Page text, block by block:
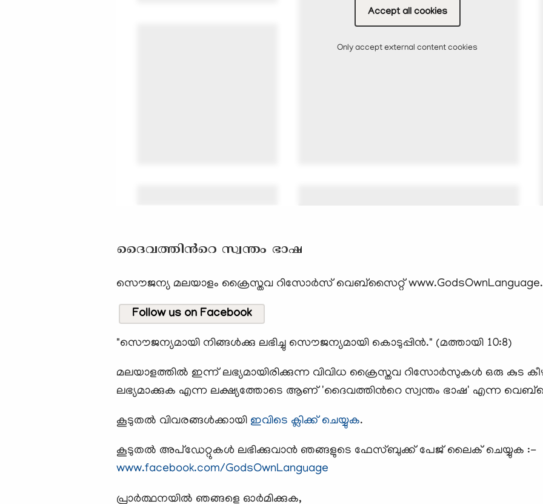
Accept all cookies
Only accept external content cookies
ദൈവത്തിന്‍റെ സ്വന്തം ഭാഷ
സൌജന്യ മലയാളം ക്രൈസ്തവ റിസോര്‍സ് വെബ്‌സൈറ്റ്
Follow us on Facebook
"സൌജന്യമായി നിങ്ങൾക്കു ലഭിച്ചു സൌജന്യമായി കൊടുപ്പിൻ." (മത്തായി 10:8)
മലയാളത്തില്‍ ഇന്ന് ലഭ്യമായിരിക്കുന്ന വിവിധ ക്രൈസ്തവ റിസോര്‍സുകള്‍ ഒരു കുട
ലഭ്യമാക്കുക എന്ന ലക്ഷ്യത്തോടെ ആണ് 'ദൈവത്തിന്‍റെ സ്വന്തം ഭാഷ' എന്ന
കൂടുതല്‍ വിവരങ്ങള്‍ക്കായി ഇവിടെ ക്ലിക്ക് ചെയ്യുക.
കൂടുതല്‍ അപ്ഡേറ്റുകള്‍ ലഭിക്കുവാന്‍ ഞങ്ങളുടെ ഫേസ്ബുക്ക്‌ പേജ് ലൈക്‌ ചെയ്യുക :-
www.facebook.com/GodsOwnLanguage
പ്രാര്‍ത്ഥനയില്‍ ഞങ്ങളെ ഓര്‍മിക്കുക,